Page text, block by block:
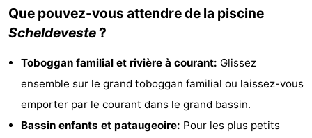
Bad
Cadzand
Hoogduin
-
Noordzee
Résidence
Cadzand-
-
Resort
Nieuwvliet-
Schoneveld
-
Que pouvez-vous attendre de la piscine
Scheldeveste?
Toboggan familial et rivière à courant: Glissez
ensemble sur le grand toboggan familial ou laissez-vous
emporter par le courant dans le grand bassin.
Bassin enfants et pataugeoire: Pour les plus petits